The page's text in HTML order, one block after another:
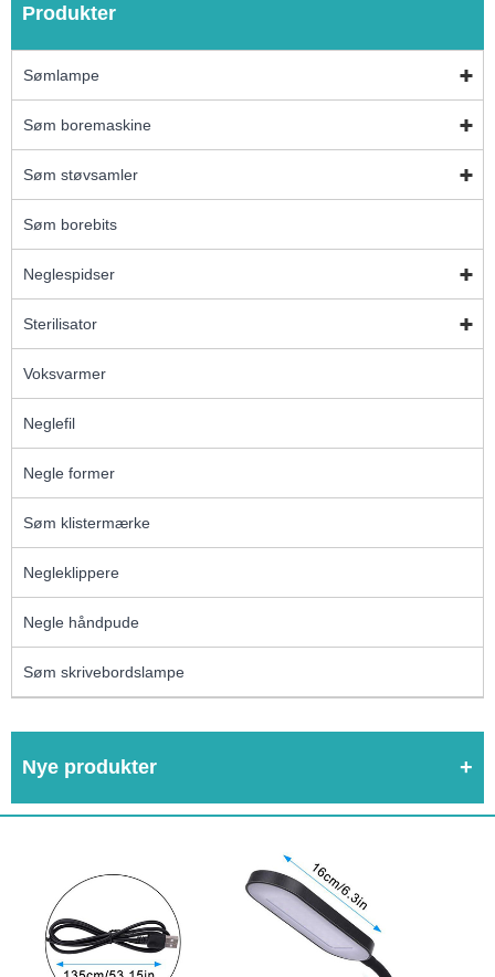
Produkter
Sømlampe
Søm boremaskine
Søm støvsamler
Søm borebits
Neglespidser
Sterilisator
Voksvarmer
Neglefil
Negle former
Søm klistermærke
Negleklippere
Negle håndpude
Søm skrivebordslampe
Nye produkter